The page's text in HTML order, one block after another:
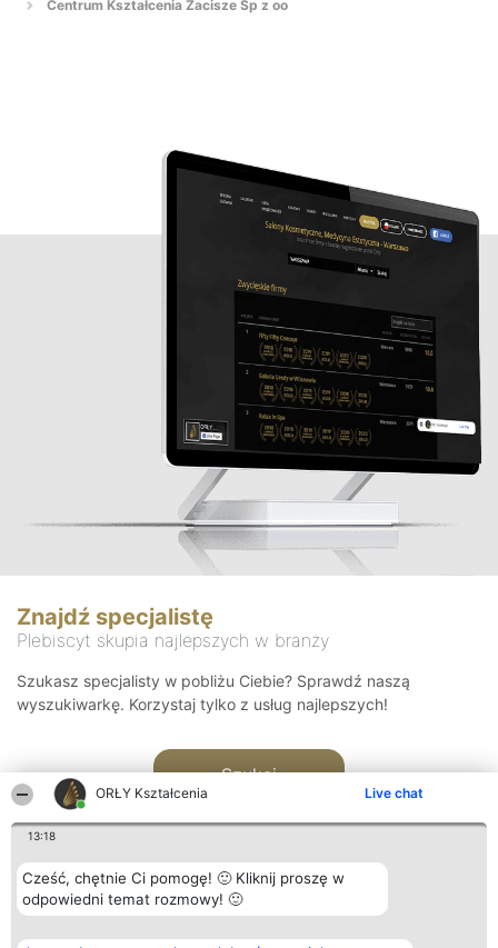
ORŁY Kształcenia Live chat
13:18
Cześć, chętnie Ci pomogę! 🙂 Kliknij proszę w
odpowiedni temat rozmowy! 🙂
Centrum Kształcenia Zacisze Sp z oo
Znajdź specjalistę
Plebiscyt skupia najlepszych w branży
Szukasz specjalisty w pobliżu Ciebie? Sprawdź naszą
wyszukiwarkę. Korzystaj tylko z usług najlepszych!
Szukaj
Organizator plebiscytu Plebiscyt Kontakt